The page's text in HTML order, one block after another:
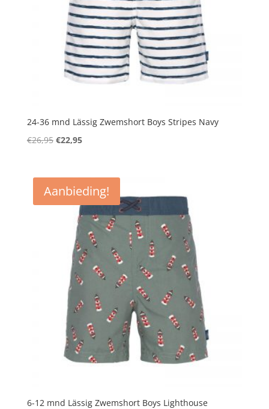
24-36 mnd Lässig Zwemshort Boys Stripes Navy
€26,95 Oorspronkelijke
€26,95.
€22,95Huidige
€22,95.
Aanbieding!
6-12 mnd Lässig Zwemshort Boys Lighthouse